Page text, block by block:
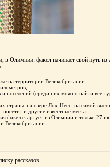
в Олимпии: факел начинает свой путь из
на территории Великобритании.
поселений (среди них можно найти все
страны: на озере Лох-Несс, на самой
и другие известные места.
факел стартует из Олимпии и только 27
Великобритании.
рассказов